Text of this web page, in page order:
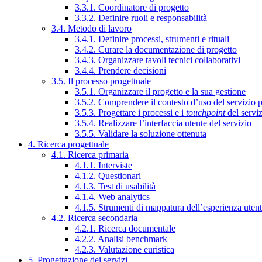
3.3.1. Coordinatore di progetto
3.3.2. Definire ruoli e responsabilità
3.4. Metodo di lavoro
3.4.1. Definire processi, strumenti e rituali
3.4.2. Curare la documentazione di progetto
3.4.3. Organizzare tavoli tecnici collaborativi
3.4.4. Prendere decisioni
3.5. Il processo progettuale
3.5.1. Organizzare il progetto e la sua gestione
3.5.2. Comprendere il contesto d’uso del servizio
3.5.3. Progettare i processi e i touchpointdel
3.5.4. Realizzare l’interfaccia utente del servizio
3.5.5. Validare la soluzione ottenuta
4. Ricerca progettuale
4.1. Ricerca primaria
4.1.1. Interviste
4.1.2. Questionari
4.1.3. Test di usabilità
4.1.4. Web analytics
4.1.5. Strumenti di mappatura dell’esperienza
4.2. Ricerca secondaria
4.2.1. Ricerca documentale
4.2.2. Analisi benchmark
4.2.3. Valutazione euristica
5. Progettazione dei servizi